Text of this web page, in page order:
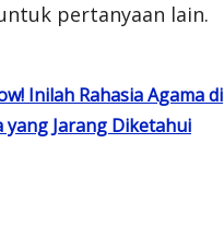
pertanyaan lain.
Inilah Rahasia Agama di
yang Jarang Diketahui